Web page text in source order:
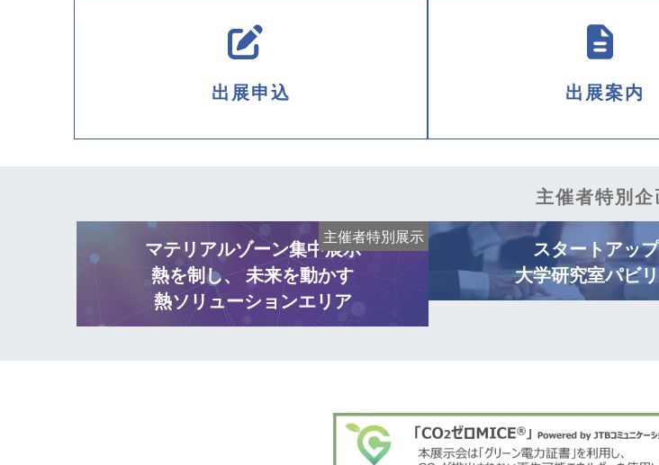
出展申込 出展案内
主催者特別企
主催者特別展示
マテリアルゾーン集中展示
熱を制し、 未来を動かす
熱ソリューションエリア
スタートアッ
大学研究室パビ